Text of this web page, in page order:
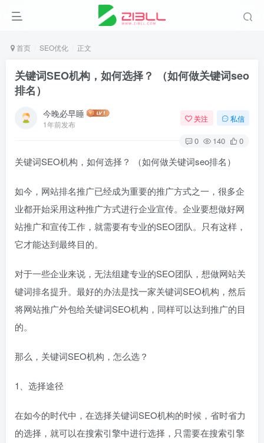
首页 SEO优化 正文
关键词SEO机构，如何选择？ （如何做关键词seo
排名）
今晚必早睡
1年前发布
关注 私信
0 140 0
关键词SEO机构，如何选择？ （如何做关键词seo排名）
如今，网站排名推广已经成为重要的推广方式之一，很多企
业都开始采用这种推广方式进行企业宣传。企业要想做好网
站推广和宣传工作，就需要有专业的SEO团队。只有这样，
它才能达到最终目的。
对于一些企业来说，无法组建专业的SEO团队，想做网站关
键词排名提升。最好的办法是找一家关键词SEO机构，然后
将网站推广外包给关键词SEO机构，同样可以达到推广的目
的。
那么，关键词SEO机构，怎么选？
1、选择途径
在如今的时代中，在选择关键词SEO机构的时候，省时省力
的选择，就可以在搜索引擎中进行选择，只需要在搜索引擎